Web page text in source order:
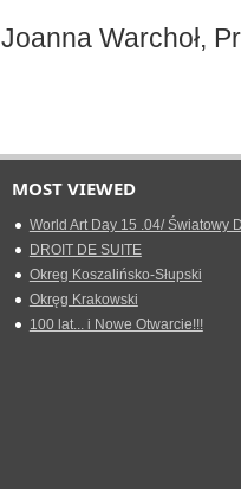
Joanna Warchoł,
MOST VIEWED
World Art Day 15 .04/ Światowy
DROIT DE SUITE
Okreg Koszalińsko-Słupski
Okręg Krakowski
100 lat... i Nowe Otwarcie!!!